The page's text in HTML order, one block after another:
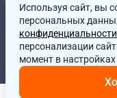
Режим работы:8:00-
Адрес:
г.Казань,
Почта:
Другие проекты
Используя сайт, вы
персональных
конфиденциальности
персонализации
момент в